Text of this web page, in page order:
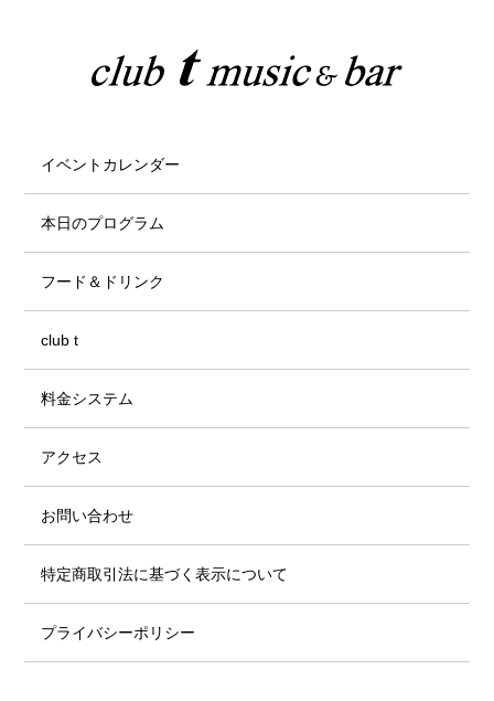
イベントカレンダー
本日のプログラム
フード＆ドリンク
club t
料金システム
アクセス
お問い合わせ
特定商取引法に基づく表示について
プライバシーポリシー